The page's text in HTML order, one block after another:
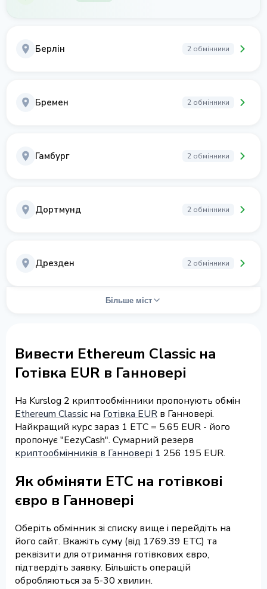
Берлін 2 обмінники
Бремен 2 обмінники
Гамбург 2 обмінники
Дортмунд 2 обмінники
Дрезден 2 обмінники
Більше міст
Вивести Ethereum Classic на
Готівка EUR в Ганновері
На Kurslog 2 криптообмінники пропонують обмін
Ethereum Classic на Готівка EUR в Ганновері.
Найкращий курс зараз 1 ETC = 5.65 EUR - його
пропонує "EezyCash". Сумарний резерв
криптообмінників в Ганновері 1 256 195 EUR.
Як обміняти ETC на готівкові
євро в Ганновері
Оберіть обмінник зі списку вище і перейдіть на
його сайт. Вкажіть суму (від 1769.39 ETC) та
реквізити для отримання готівкових євро,
підтвердіть заявку. Більшість операцій
обробляються за 5-30 хвилин.